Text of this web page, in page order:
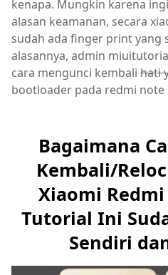
kenapa. Mungkin karena
alasan keamanan, secara
sudah ada finger print yang
alasannya, admin
cara mengunci kembali hati
bootloader pada redmi note
Bagaimana
Kembali/
Xiaomi Redmi
Tutorial Ini
Sendiri